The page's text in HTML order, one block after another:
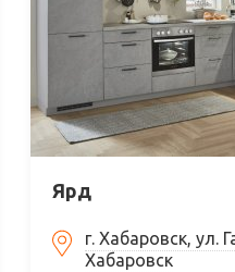
Ярд
г. Хабаровск, ул.
Хабаровск